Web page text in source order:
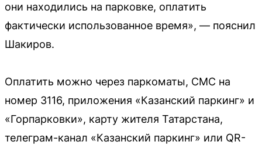
они находились на парковке, оплатить
фактически использованное время», — пояснил
Шакиров.
Оплатить можно через паркоматы, СМС на
номер 3116, приложения «Казанский паркинг» и
«Горпарковки», карту жителя Татарстана,
телеграм-канал «Казанский паркинг» или QR-